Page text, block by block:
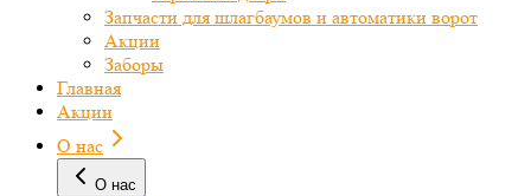
Запчасти для шлагбаумов и автоматики ворот
Акции
Заборы
Главная
Акции
О нас
О нас